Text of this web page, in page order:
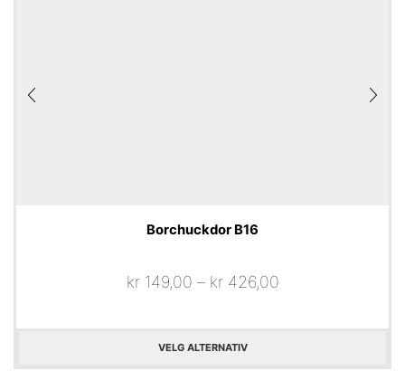
Borchuckdor B16
kr149,00 – kr426,00
VELG ALTERNATIV